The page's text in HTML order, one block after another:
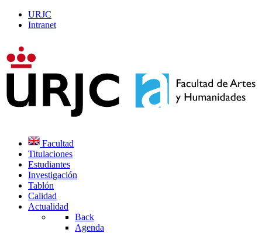
URJC
Intranet
Facultad
Titulaciones
Estudiantes
Investigación
Tablón
Calidad
Actualidad
Back
Agenda